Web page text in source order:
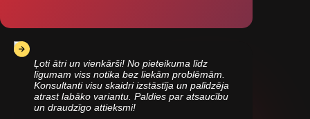
Ļoti ātri un vienkārši! No pieteikuma līdz
līgumam viss notika bez liekām problēmām.
Konsultanti visu skaidri izstāstīja un palīdzēja
atrast labāko variantu. Paldies par atsaucību
un draudzīgo attieksmi!